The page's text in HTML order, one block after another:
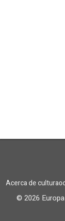
Acerca de
© 2026